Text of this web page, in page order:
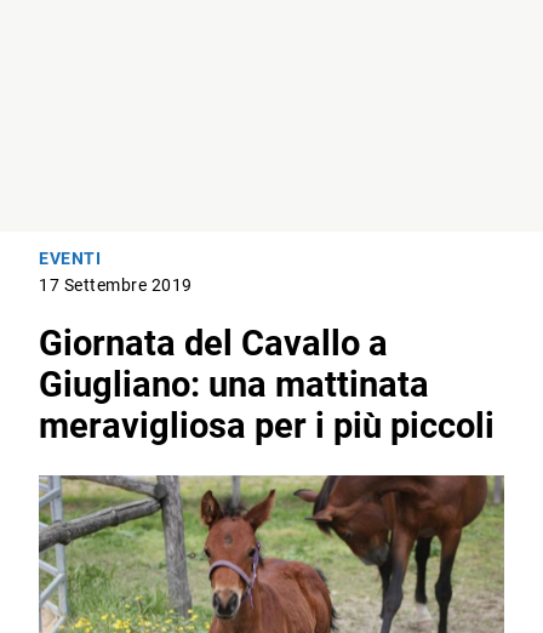
EVENTI
17 Settembre 2019
Giornata del Cavallo a
Giugliano: una mattinata
meravigliosa per i più piccoli